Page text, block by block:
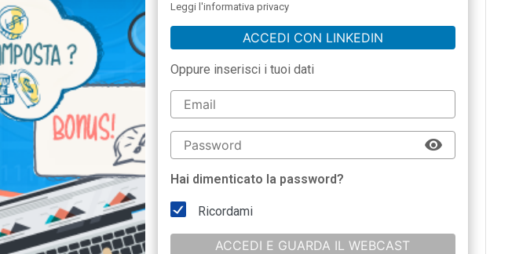
Leggi l'informativa privacy
ACCEDI CON LINKEDIN
Oppure inserisci i tuoi dati
Hai dimenticato la password?
Ricordami
ACCEDI E GUARDA IL WEBCAST